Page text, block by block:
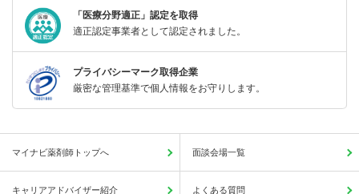
「医療分野適正」認定を取得
適正認定事業者として認定されました。
プライバシーマーク取得企業
厳密な管理基準で個人情報をお守りします。
マイナビ薬剤師トップへ 面談会場一覧
キャリアアドバイザー紹介 よくある質問